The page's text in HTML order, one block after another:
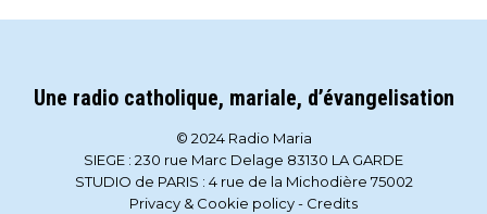
Une radio catholique, mariale, d’évangelisation
© 2024 Radio Maria
SIEGE : 230 rue Marc Delage 83130 LA GARDE
STUDIO de PARIS : 4 rue de la Michodière 75002
Privacy & Cookie policy- Credits